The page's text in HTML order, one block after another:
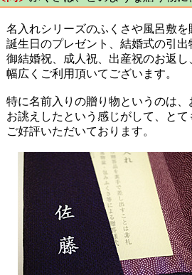
名入れシリーズのふくさや風呂敷を
誕生日のプレゼント、結婚式の引出
御結婚祝、成人祝、出産祝のお返し
幅広くご利用頂いてございます。
特に名前入りの贈り物というのは、
お誂えしたという感じがして、とて
ご好評いただいております。